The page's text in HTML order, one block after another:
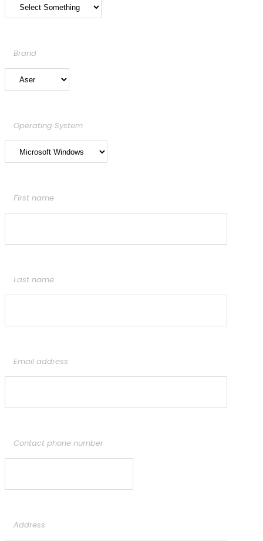
Brand
Operating System
First name
Last name
Email address
Contact phone number
Address